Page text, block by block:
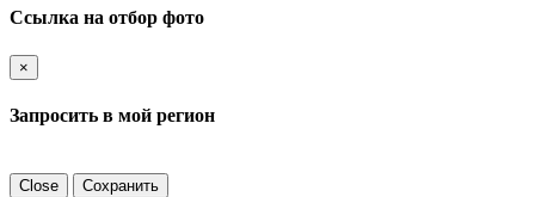
Ссылка на отбор фото
×
Запросить в мой регион
Close Сохранить